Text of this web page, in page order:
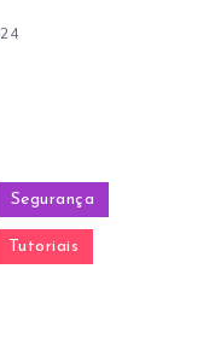
Segurança
Tutoriais